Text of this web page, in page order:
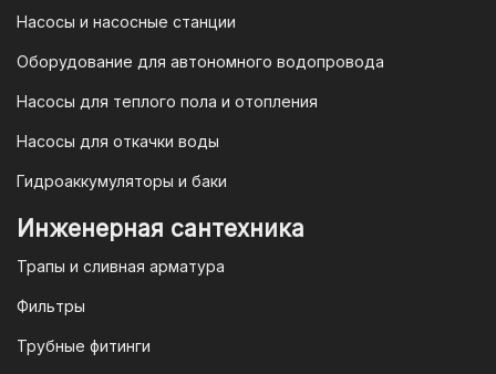
Насосы и насосные станции
Оборудование для автономного водопровода
Насосы для теплого пола и отопления
Насосы для откачки воды
Гидроаккумуляторы и баки
Инженерная сантехника
Трапы и сливная арматура
Фильтры
Трубные фитинги